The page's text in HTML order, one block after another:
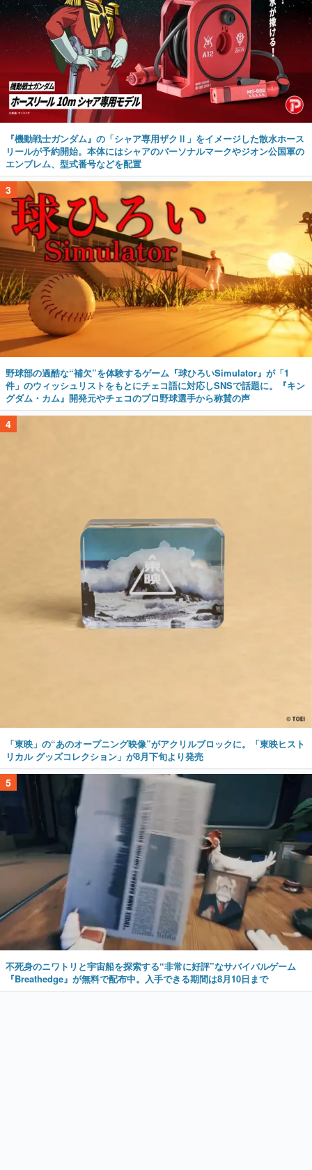
『機動戦士ガンダム』の「シャア専用ザクⅡ」をイメージした散水ホース
リールが予約開始。本体にはシャアのパーソナルマークやジオン公国軍の
エンブレム、型式番号などを配置
3
野球部の過酷な“補欠”を体験するゲーム『球ひろいSimulator』が「1
件」のウィッシュリストをもとにチェコ語に対応しSNSで話題に。『キン
グダム・カム』開発元やチェコのプロ野球選手から称賛の声
4
「東映」の“あのオープニング映像”がアクリルブロックに。「東映ヒスト
リカル グッズコレクション」が8月下旬より発売
5
不死身のニワトリと宇宙船を探索する“非常に好評”なサバイバルゲーム
『Breathedge』が無料で配布中。入手できる期間は8月10日まで